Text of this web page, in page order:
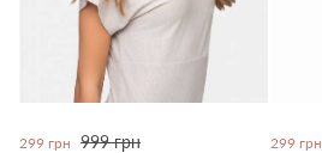
299 грн 999 грн 299 грн